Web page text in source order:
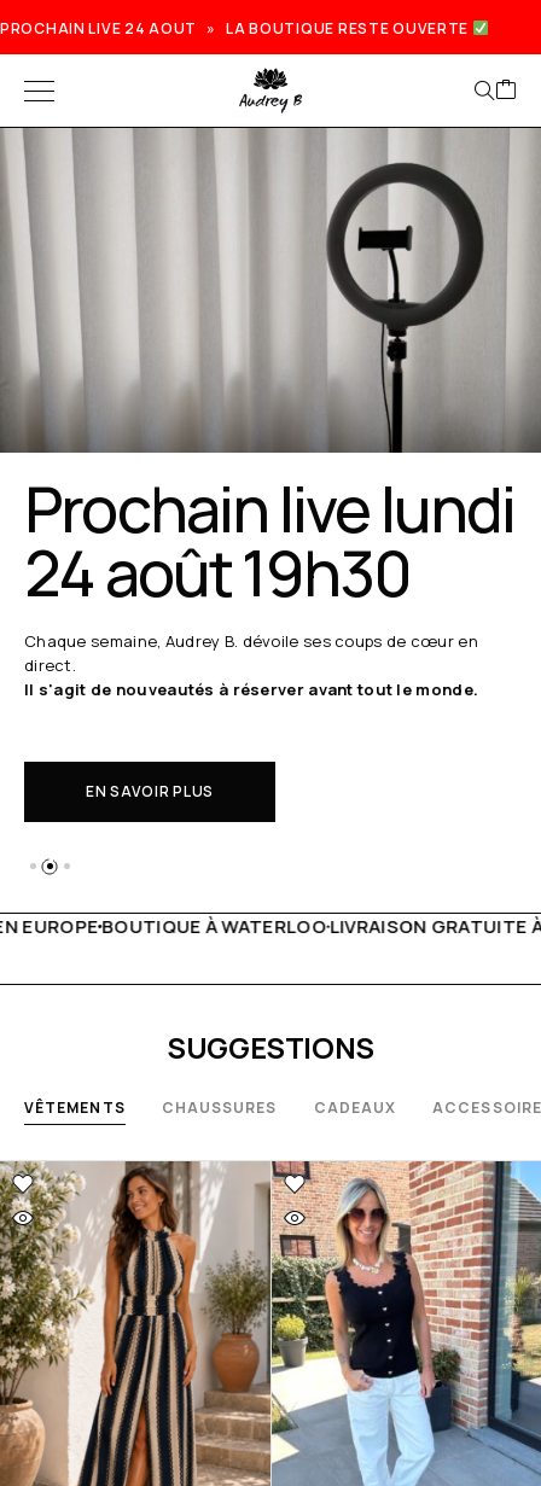
PROCHAIN LIVE 24 AOUT » LA BOUTIQUE RESTE OUVERTE
Prochain live lundi
24 août 19h30
Chaque semaine, Audrey B. dévoile ses coups de cœur en
direct.
Il s'agit de nouveautés à réserver avant tout le monde.
EN SAVOIR PLUS
LIVRAISON GRATUITE À PARTIR DE 150€LIVE
SUGGESTIONS
VÊTEMENTS CHAUSSURES CADEAUX